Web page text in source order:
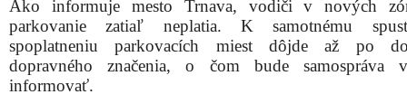
Ako informuje mesto Trnava, vodiči v nových
parkovanie zatiaľ neplatia. K samotnému
spoplatneniu parkovacích miest dôjde až po
dopravného značenia, o čom bude samospráva
informovať.